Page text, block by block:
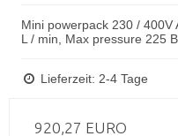
Mini powerpack 230 / 400V
L / min, Max pressure 225
Lieferzeit: 2-4 Tage
920,27 EURO